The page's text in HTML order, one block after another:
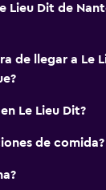
Lieu Dit de
de llegar a Le
Le Lieu Dit?
de comida?